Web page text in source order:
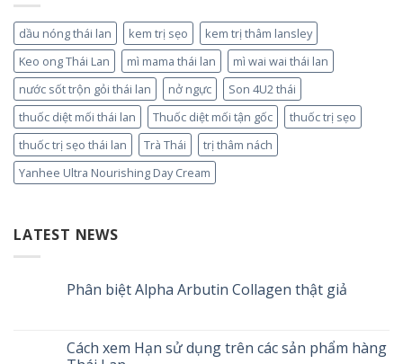
dầu nóng thái lan kem trị sẹo
kem trị thâm lansley
Keo ong Thái Lan
mì mama thái lan
mì wai wai thái lan
nước sốt trộn gỏi thái lan
nở ngực
Son 4U2 thái
thuốc diệt mối thái lan
Thuốc diệt mối tận gốc
thuốc trị sẹo
thuốc trị sẹo thái lan
Trà Thái
trị thâm nách
Yanhee Ultra Nourishing Day Cream
LATEST NEWS
Phân biệt Alpha Arbutin Collagen thật giả
Cách xem Hạn sử dụng trên các sản phẩm hàng